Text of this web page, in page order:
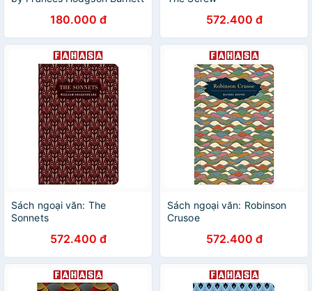
văn Nhập khẩu
180.000 đ 572.400 đ
Sách ngoại văn: The
Sonnets
572.400 đ
Sách ngoại văn: Robinson
Crusoe
572.400 đ